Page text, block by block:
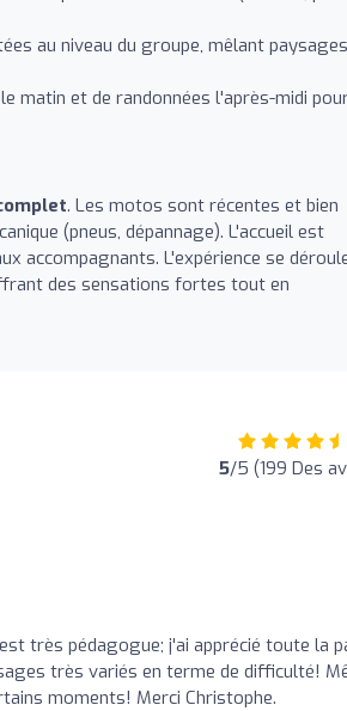
au niveau du groupe, mêlant paysages
matin et de randonnées l'après-midi
. Les motos sont récentes et bien
(pneus, dépannage). L'accueil est
accompagnants. L'expérience se
des sensations fortes tout en
5/5 (199 Des
très pédagogue; j'ai apprécié toute la
très variés en terme de difficulté!
moments! Merci Christophe.